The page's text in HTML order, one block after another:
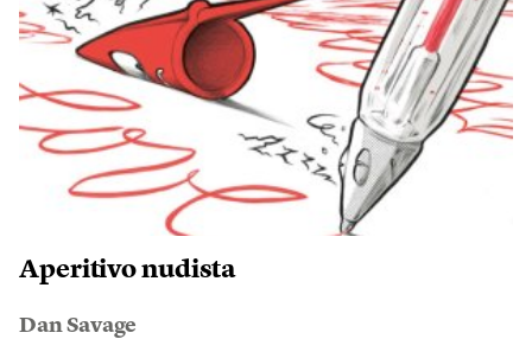
Aperitivo nudista
Dan Savage